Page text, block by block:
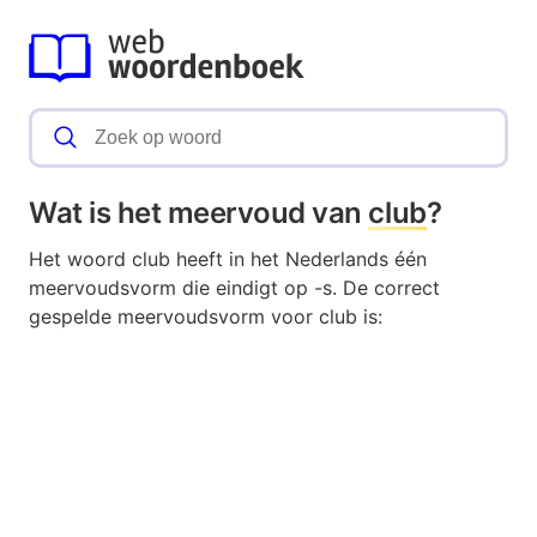
Wat is het meervoud van club?
Het woord club heeft in het Nederlands één
meervoudsvorm die eindigt op -s. De correct
gespelde meervoudsvorm voor club is: